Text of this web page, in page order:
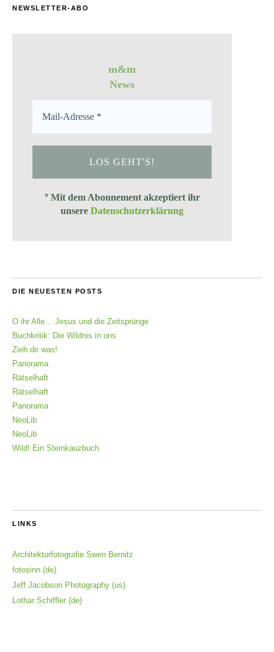
NEWSLETTER-ABO
m&m
News
* Mit dem Abonnement akzeptiert ihr
unsereDatenschutzerklärung
DIE NEUESTEN POSTS
O ihr Alle… Jesus und die Zeitsprünge
Buchkritik: Die Wildnis in uns
Zieh dir was!
Panorama
Rätselhaft
Rätselhaft
Panorama
NeoLib
NeoLib
Wild! Ein Steinkauzbuch
LINKS
Architekturfotografie Swen Bernitz
fotosinn (de)
Jeff Jacobson Photography (us)
Lothar Schiffler (de)